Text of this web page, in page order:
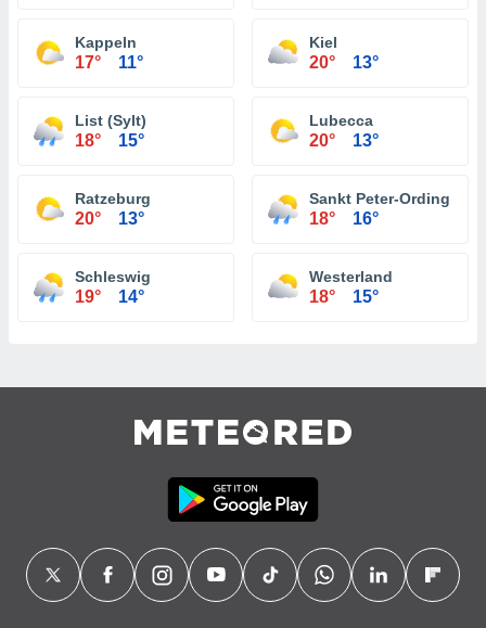
Kappeln
17° 11°
Kiel
20° 13°
List (Sylt)
18° 15°
Lubecca
20° 13°
Ratzeburg
20° 13°
Sankt Peter-Ording
18° 16°
Schleswig
19° 14°
Westerland
18° 15°